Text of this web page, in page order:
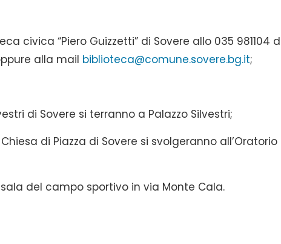
civica “Piero Guizzetti” di Sovere allo 035 981104
alla mail biblioteca@comune.sovere.bg.it;
di Sovere si terranno a Palazzo Silvestri;
di Piazza di Sovere si svolgeranno all’Oratorio
del campo sportivo in via Monte Cala.